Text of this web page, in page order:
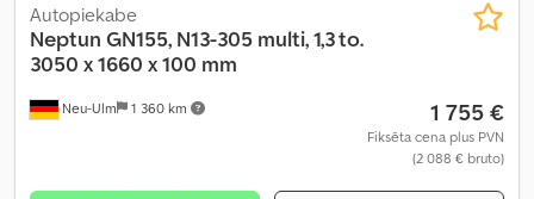
Neu-Ulm 1 360 km
Autopiekabe
Neptun GN155, N13-305 multi, 1,3 to.
3050 x 1660 x 100 mm
1 755 €
Fiksēta cena plus PVN
(2 088 € bruto)